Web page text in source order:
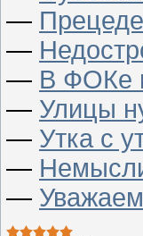
—
—
— В ФОКе
— Улицы
— Утка с
—
—